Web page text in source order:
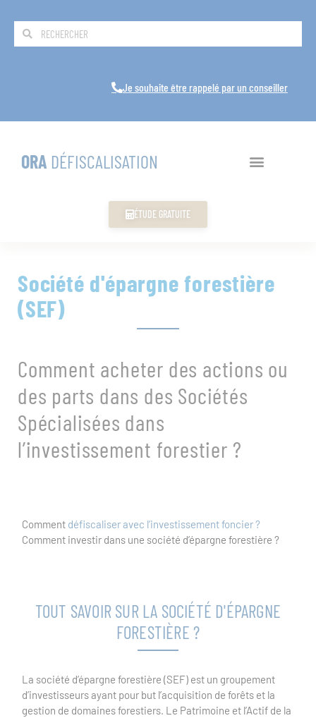
Je souhaite être rappelé par un conseiller
ORA DÉFISCALISATION
ÉTUDE GRATUITE
Société d'épargne forestière
(SEF)
Comment acheter des actions ou
des parts dans des Sociétés
Spécialisées dans
l’investissement forestier ?
Comment défiscaliser avec l’investissement foncier ?
Comment investir dans une société d’épargne forestière ?
TOUT SAVOIR SUR LA SOCIÉTÉ D'ÉPARGNE
FORESTIÈRE ?
La société d’épargne forestière (SEF) est un groupement
d’investisseurs ayant pour but l’acquisition de forêts et la
gestion de domaines forestiers. Le Patrimoine et l’Actif de la